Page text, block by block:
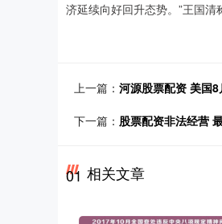
济延续向好回升态势。”王国清
上一篇： 河源股票配资 美国
下一篇： 股票配资非法经营
01 相关文章